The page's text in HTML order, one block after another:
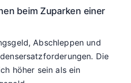
beim Zuparken einer
Abschleppen und
Die
höher sein als ein